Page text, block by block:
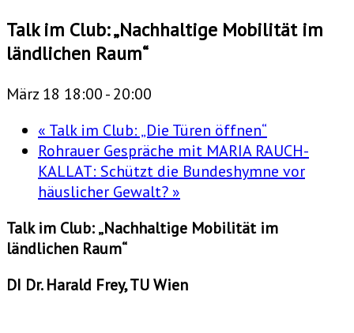
Talk im Club: „Nachhaltige Mobilität im
ländlichen Raum“
März 18 18:00-20:00
« Talk im Club: „Die Türen öffnen“
Rohrauer Gespräche mit MARIA RAUCH-
KALLAT: Schützt die Bundeshymne vor
häuslicher Gewalt? »
Talk im Club: „Nachhaltige Mobilität im
ländlichen Raum“
DI Dr. Harald Frey, TU Wien